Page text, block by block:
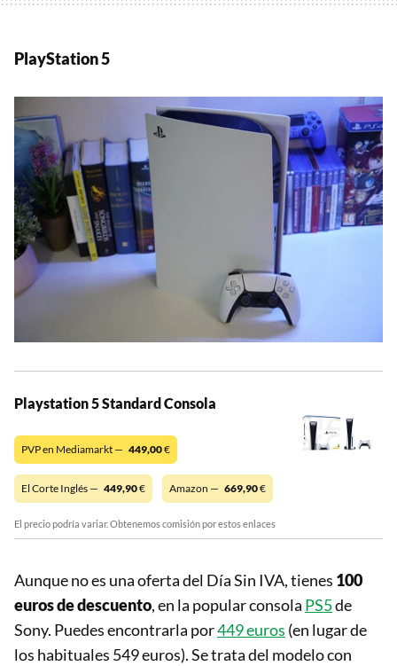
PlayStation 5
Playstation 5 Standard Consola
PVP en Mediamarkt — 449,00€
El Corte Inglés — 449,90€ Amazon — 669,90€
El precio podría variar. Obtenemos comisión por estos enlaces
Aunque no es una oferta del Día Sin IVA, tienes 100
euros de descuento, en la popular consola PS5de
Sony. Puedes encontrarla por449 euros (en lugar de
los habituales 549 euros). Se trata del modelo con